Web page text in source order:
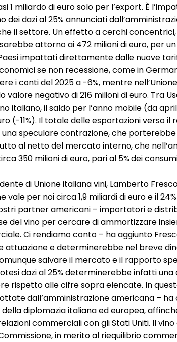
1 miliardo di euro solo per l’export. È
dei dazi al 25% annunciati
il settore. Un effetto a cerchi
attorno ai 472 milioni di euro, per
impattati direttamente dalle nuove
se non recessione, come in
i conti del 2025 a -6%, mentre
valore negativo di 216 milioni di euro. Tra
italiano, il saldo per l’anno mobile (da
(-11%). Il totale delle esportazioni verso il
speculare contrazione, che
al netto del mercato interno, che
350 milioni di euro, pari al 5% dei
di Unione italiana vini, Lamberto
vale per noi circa 1,9 miliardi di euro e il
partner americani – importatori e
del vino per cercare di ammortizzare
Ci rendiamo conto – ha aggiunto
attuazione e determinerebbe nel breve
salvare il mercato e il rapporto
dazi al 25% determinerebbe infatti
rispetto alle cifre sopra elencate. In
dall’amministrazione americana –
diplomazia italiana ed europea,
commerciali con gli Stati Uniti. Il
in merito al riequilibrio